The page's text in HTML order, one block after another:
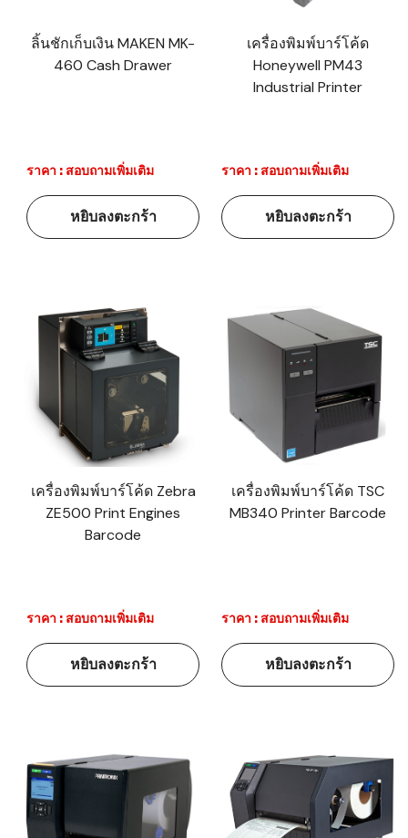
ลิ้นชักเก็บเงิน MAKEN MK-
460 Cash Drawer
ราคา : สอบถามเพิ่มเติม
หยิบลงตะกร้า
เครื่องพิมพ์บาร์โค้ด
Honeywell PM43
Industrial Printer
ราคา : สอบถามเพิ่มเติม
หยิบลงตะกร้า
เครื่องพิมพ์บาร์โค้ด Zebra
ZE500 Print Engines
Barcode
ราคา : สอบถามเพิ่มเติม
หยิบลงตะกร้า
เครื่องพิมพ์บาร์โค้ด TSC
MB340 Printer Barcode
ราคา : สอบถามเพิ่มเติม
หยิบลงตะกร้า